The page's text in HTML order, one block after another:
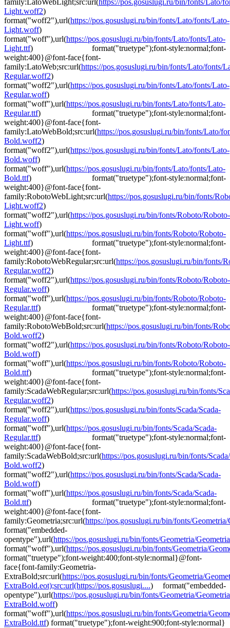
family:LatoWebLight;src:url(https://pos.gosuslugi.ru/bin/fonts/Lato/
Light.woff2)
format("woff2"),url(https://pos.gosuslugi.ru/bin/fonts/Lato/fonts/Lato-
Light.woff)
format("woff"),url(https://pos.gosuslugi.ru/bin/fonts/Lato/fonts/Lato-
Light.ttf) format("truetype");font-style:normal;font-
weight:400}@font-face{font-
family:LatoWeb;src:url(https://pos.gosuslugi.ru/bin/fonts/Lato/fonts/
Regular.woff2)
format("woff2"),url(https://pos.gosuslugi.ru/bin/fonts/Lato/fonts/Lato-
Regular.woff)
format("woff"),url(https://pos.gosuslugi.ru/bin/fonts/Lato/fonts/Lato-
Regular.ttf) format("truetype");font-style:normal;font-
weight:400}@font-face{font-
family:LatoWebBold;src:url(https://pos.gosuslugi.ru/bin/fonts/Lato/
Bold.woff2)
format("woff2"),url(https://pos.gosuslugi.ru/bin/fonts/Lato/fonts/Lato-
Bold.woff)
format("woff"),url(https://pos.gosuslugi.ru/bin/fonts/Lato/fonts/Lato-
Bold.ttf) format("truetype");font-style:normal;font-
weight:400}@font-face{font-
family:RobotoWebLight;src:url(https://pos.gosuslugi.ru/bin/fonts/
Light.woff2)
format("woff2"),url(https://pos.gosuslugi.ru/bin/fonts/Roboto/Roboto-
Light.woff)
format("woff"),url(https://pos.gosuslugi.ru/bin/fonts/Roboto/Roboto-
Light.ttf) format("truetype");font-style:normal;font-
weight:400}@font-face{font-
family:RobotoWebRegular;src:url(https://pos.gosuslugi.ru/bin/fonts/
Regular.woff2)
format("woff2"),url(https://pos.gosuslugi.ru/bin/fonts/Roboto/Roboto-
Regular.woff)
format("woff"),url(https://pos.gosuslugi.ru/bin/fonts/Roboto/Roboto-
Regular.ttf) format("truetype");font-style:normal;font-
weight:400}@font-face{font-
family:RobotoWebBold;src:url(https://pos.gosuslugi.ru/bin/fonts/
Bold.woff2)
format("woff2"),url(https://pos.gosuslugi.ru/bin/fonts/Roboto/Roboto-
Bold.woff)
format("woff"),url(https://pos.gosuslugi.ru/bin/fonts/Roboto/Roboto-
Bold.ttf) format("truetype");font-style:normal;font-
weight:400}@font-face{font-
family:ScadaWebRegular;src:url(https://pos.gosuslugi.ru/bin/fonts/
Regular.woff2)
format("woff2"),url(https://pos.gosuslugi.ru/bin/fonts/Scada/Scada-
Regular.woff)
format("woff"),url(https://pos.gosuslugi.ru/bin/fonts/Scada/Scada-
Regular.ttf) format("truetype");font-style:normal;font-
weight:400}@font-face{font-
family:ScadaWebBold;src:url(https://pos.gosuslugi.ru/bin/fonts/
Bold.woff2)
format("woff2"),url(https://pos.gosuslugi.ru/bin/fonts/Scada/Scada-
Bold.woff)
format("woff"),url(https://pos.gosuslugi.ru/bin/fonts/Scada/Scada-
Bold.ttf) format("truetype");font-style:normal;font-
weight:400}@font-face{font-
family:Geometria;src:url(https://pos.gosuslugi.ru/bin/fonts/
format("embedded-
opentype"),url(https://pos.gosuslugi.ru/bin/fonts/Geometria/
format("woff"),url(https://pos.gosuslugi.ru/bin/fonts/Geometria/
format("truetype");font-weight:400;font-style:normal}@font-
face{font-family:Geometria-
ExtraBold;src:url(https://pos.gosuslugi.ru/bin/fonts/Geometria/
ExtraBold.eot);src:url(https://pos.gosuslugi....) format("embedded-
opentype"),url(https://pos.gosuslugi.ru/bin/fonts/Geometria/
ExtraBold.woff)
format("woff"),url(https://pos.gosuslugi.ru/bin/fonts/Geometria/
ExtraBold.ttf) format("truetype");font-weight:900;font-style:normal}